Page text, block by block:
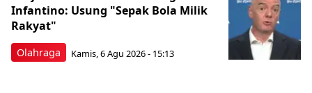
Olahraga
Infantino: Usung "Sepak Bola Milik
Rakyat"
Kamis, 6 Agu 2026 - 15:13